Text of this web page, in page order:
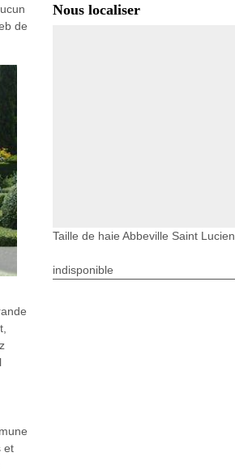
de
et
Nous localiser
Taille de haie Abbeville Saint Lucien
indisponible